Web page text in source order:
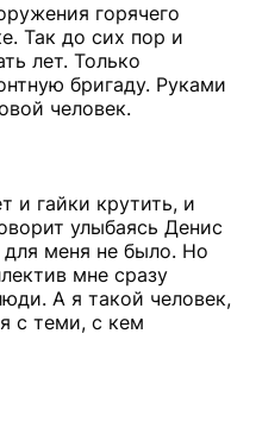
горячего
Так до сих пор и
лет. Только
бригаду. Руками
человек.
и гайки крутить, и
улыбаясь Денис
меня не было. Но
мне сразу
А я такой человек,
с теми, с кем